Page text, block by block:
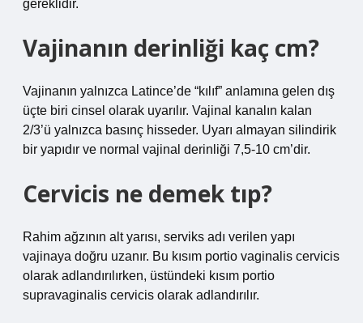
gereklidir.
Vajinanın derinliği kaç cm?
Vajinanın yalnızca Latince’de “kılıf” anlamına gelen dış
üçte biri cinsel olarak uyarılır. Vajinal kanalın kalan
2/3’ü yalnızca basınç hisseder. Uyarı almayan silindirik
bir yapıdır ve normal vajinal derinliği 7,5-10 cm’dir.
Cervicis ne demek tıp?
Rahim ağzının alt yarısı, serviks adı verilen yapı
vajinaya doğru uzanır. Bu kısım portio vaginalis cervicis
olarak adlandırılırken, üstündeki kısım portio
supravaginalis cervicis olarak adlandırılır.